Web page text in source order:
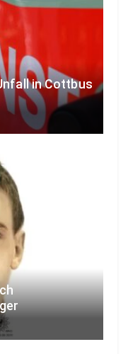
in Cottbus